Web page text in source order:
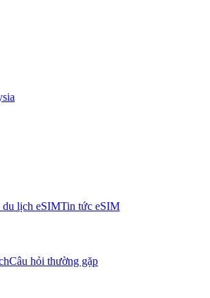
du lịch eSIMTin tức eSIM
Câu hỏi thường gặp